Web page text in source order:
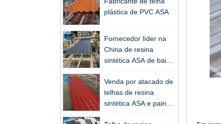
plástica de PVC ASA
Fornecedor líder na
China de resina
sintética ASA de baixo
preço e telhas
onduladas de PVC
Venda por atacado de
telhas de resina
sintética ASA e painéis
corrugados - garantia
de 25 anos,
Telha de resina
Nova cobertura da série FRP:
resistência superior e luz natural
Painéis Skylight ZXC-FRP: Alta
transmissão de luz, resistência à
corrosão e longa vida útil -
liderando a nova tendência em
construção verde